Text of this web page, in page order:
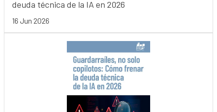
deuda técnica de la IA en 2026
16 Jun 2026